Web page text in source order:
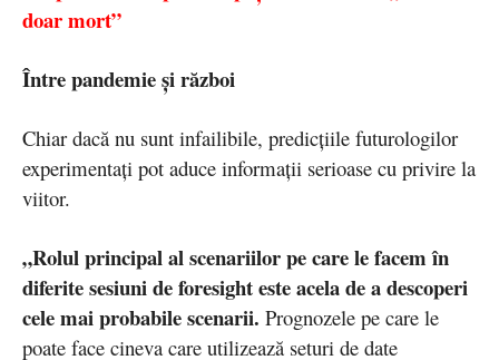
doar mort”
Între pandemie și război
Chiar dacă nu sunt infailibile, predicțiile futurologilor
experimentați pot aduce informații serioase cu privire la
viitor.
„Rolul principal al scenariilor pe care le facem în
diferite sesiuni de foresight este acela de a descoperi
cele mai probabile scenarii. Prognozele pe care le
poate face cineva care utilizează seturi de date